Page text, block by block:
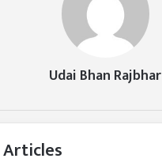
Udai Bhan Rajbhar